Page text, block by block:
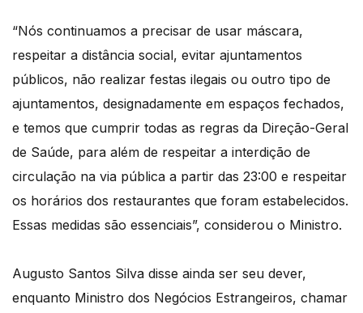
“Nós continuamos a precisar de usar máscara,
respeitar a distância social, evitar ajuntamentos
públicos, não realizar festas ilegais ou outro tipo de
ajuntamentos, designadamente em espaços fechados,
e temos que cumprir todas as regras da Direção-Geral
de Saúde, para além de respeitar a interdição de
circulação na via pública a partir das 23:00 e respeitar
os horários dos restaurantes que foram estabelecidos.
Essas medidas são essenciais”, considerou o Ministro.
Augusto Santos Silva disse ainda ser seu dever,
enquanto Ministro dos Negócios Estrangeiros, chamar